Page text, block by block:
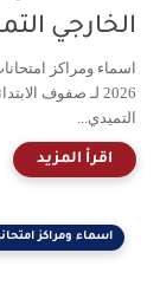
الخارجي
اسماء ومراكز
2026 لـ صفوف
التميدي...
اسماء ومراكز